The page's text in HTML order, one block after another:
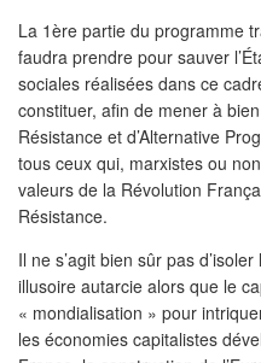
La 1ère partie du programme
faudra prendre pour sauver
sociales réalisées dans ce
constituer, afin de mener à
Résistance et d’Alternative
tous ceux qui, marxistes ou
valeurs de la Révolution
Résistance.
Il ne s’agit bien sûr pas
illusoire autarcie alors que le
« mondialisation » pour
les économies capitalistes